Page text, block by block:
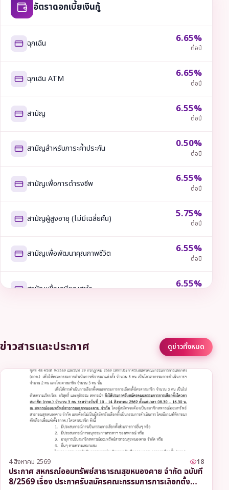
อัตราดอกเบี้ยเงินกู้
ฉุกเฉิน 6.65%
ต่อปี
ฉุกเฉิน ATM 6.65%
ต่อปี
สามัญ 6.55%
ต่อปี
สามัญสำหรับภาระค้ำประกัน 0.50%
ต่อปี
สามัญเพื่อการดำรงชีพ 6.55%
ต่อปี
สามัญผู้สูงอายุ (ไม่มีเฉลี่ยคืน) 5.75%
ต่อปี
สามัญเพื่อพัฒนาคุณภาพชีวิต 6.55%
ต่อปี
สามัญเพื่อเกษียณสุขใจ 6.55%
6.00%
พิเศษเพื่อการศึกษา 6.35%
พิเศษเพื่อการลงทุนประกอบอาชีพ
พิเศษเพื่อการเคหะสงเคราะห์ 6.35%
ต่อปี
ข่าวสารและประกาศ ดูข่าวทั้งหมด
4 สิงหาคม 2569 18
ประกาศ สหกรณ์ออมทรัพย์สาธารณสุขหนองคาย จำกัด ฉบับที่
8/2569 เรื่อง ประกาศรับสมัครคณะกรรมการการเลือกตั้ง